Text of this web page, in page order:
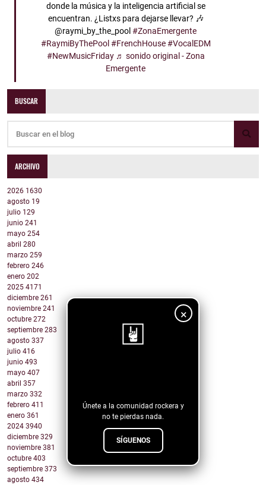
×
Únete a la comunidad rockera y
no te pierdas nada.
SÍGUENOS
donde la música y la inteligencia artificial se
encuentran. ¿Listxs para dejarse llevar? 🎶
@raymi_by_the_pool #ZonaEmergente
#RaymiByThePool #FrenchHouse #VocalEDM
#NewMusicFriday ♬ sonido original - Zona
Emergente
BUSCAR
ARCHIVO
2026 1630
agosto 19
julio 129
junio 241
mayo 254
abril 280
marzo 259
febrero 246
enero 202
2025 4171
diciembre 261
noviembre 241
octubre 272
septiembre 283
agosto 337
julio 416
junio 493
mayo 407
abril 357
marzo 332
febrero 411
enero 361
2024 3940
diciembre 329
noviembre 381
octubre 403
septiembre 373
agosto 434